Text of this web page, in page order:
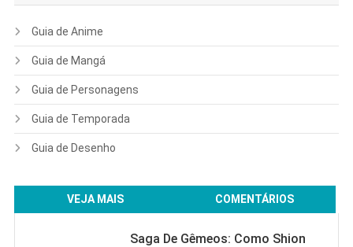
Guia de Anime
Guia de Mangá
Guia de Personagens
Guia de Temporada
Guia de Desenho
VEJA MAIS COMENTÁRIOS
Saga De Gêmeos: Como Shion